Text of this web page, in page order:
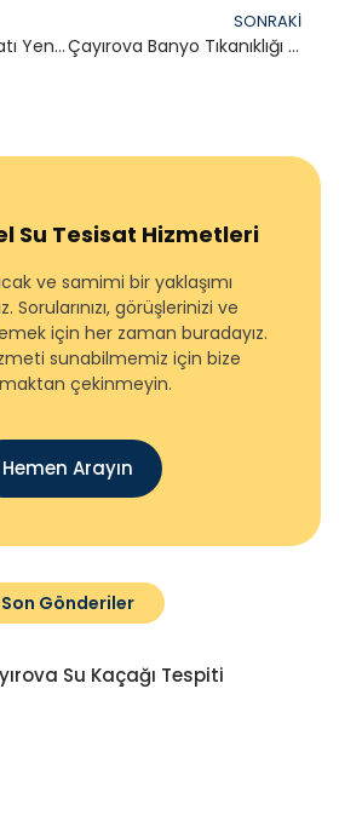
Darıca Atık Su Tesisatı Yenileme
SONRAKI
Çayırova Banyo Tıkanıklığı Açma
Su Tesisat Hizmetleri
ve samimi bir yaklaşımı
Sorularınızı, görüşlerinizi ve
için her zaman buradayız.
sunabilmemiz için bize
çekinmeyin.
Hemen Arayın
Son Gönderiler
Su Kaçağı Tespiti